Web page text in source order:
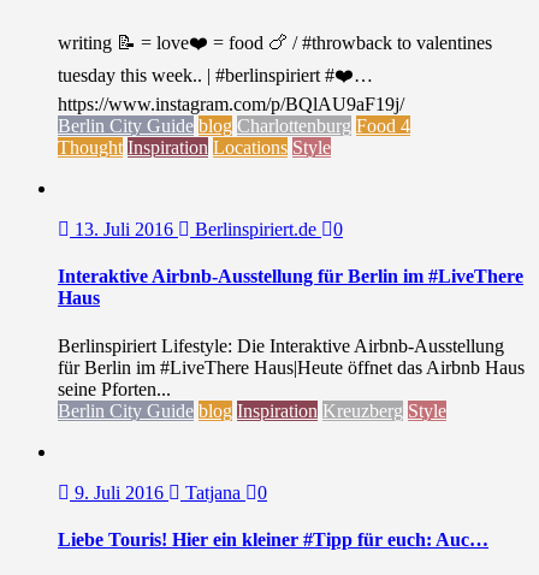
writing 📝 = love❤️ = food 🍗 / #throwback to valentines
tuesday this week.. | #berlinspiriert #❤️…
https://www.instagram.com/p/BQlAU9aF19j/
Berlin City Guide blog Charlottenburg Food 4
Thought Inspiration Locations Style
13. Juli 2016 Berlinspiriert.de 0
Interaktive Airbnb-Ausstellung für Berlin im #LiveThere
Haus
Berlinspiriert Lifestyle: Die Interaktive Airbnb-Ausstellung
für Berlin im #LiveThere Haus|Heute öffnet das Airbnb Haus
seine Pforten...
Berlin City Guide blog Inspiration Kreuzberg Style
9. Juli 2016 Tatjana 0
Liebe Touris! Hier ein kleiner #Tipp für euch: Auc…